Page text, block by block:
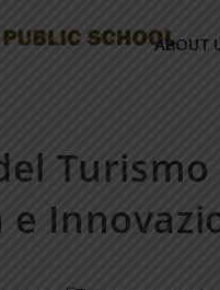
ABOUT